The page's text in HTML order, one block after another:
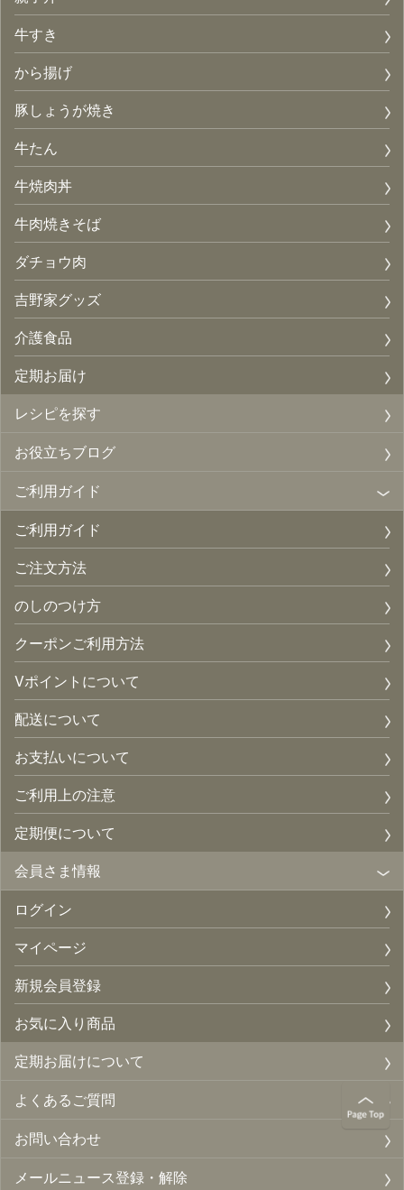
牛すき
から揚げ
豚しょうが焼き
牛たん
牛焼肉丼
牛肉焼きそば
ダチョウ肉
吉野家グッズ
介護食品
定期お届け
レシピを探す
お役立ちブログ
ご利用ガイド
ご利用ガイド
ご注文方法
のしのつけ方
クーポンご利用方法
Vポイントについて
配送について
お支払いについて
ご利用上の注意
定期便について
会員さま情報
ログイン
マイページ
新規会員登録
お気に入り商品
定期お届けについて
よくあるご質問
お問い合わせ
メールニュース登録・解除